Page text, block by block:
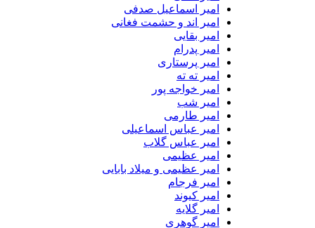
امیر اسماعیل صدفی
امیر اند و حشمت فغانی
امیر بقایی
امیر پدرام
امیر پرستاری
امیر ته ته
امیر خواجه پور
امیر شب
امیر طارمی
امیر عباس اسماعیلی
امیر عباس گلاب
امیر عظیمی
امیر عظیمی و میلاد بابایی
امیر فرجام
امیر کیوند
امیر گلایه
امیر گوهری